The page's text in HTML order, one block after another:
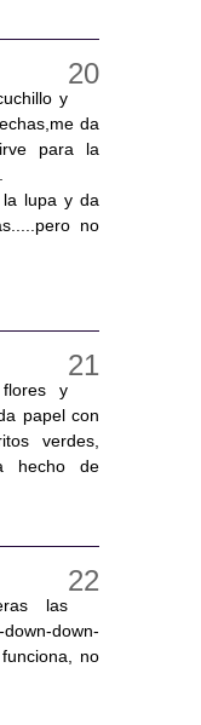
y
da
para la
lupa y da
no
y
papel con
verdes,
hecho de
las
down-
no